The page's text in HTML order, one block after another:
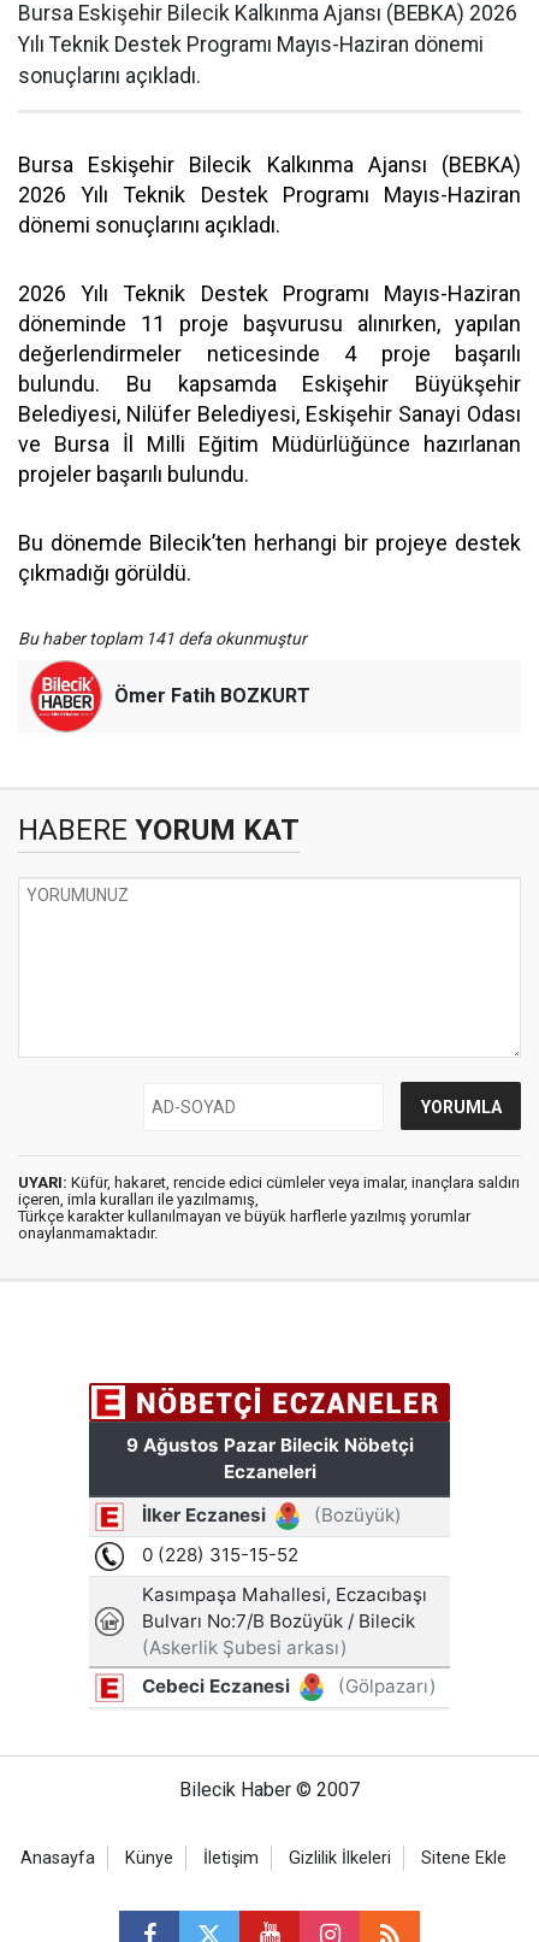
Bursa Eskişehir Bilecik Kalkınma Ajansı (BEBKA) 2026
Yılı Teknik Destek Programı Mayıs-Haziran dönemi
sonuçlarını açıkladı.
Bursa Eskişehir Bilecik Kalkınma Ajansı (BEBKA)
2026 Yılı Teknik Destek Programı Mayıs-Haziran
dönemi sonuçlarını açıkladı.
2026 Yılı Teknik Destek Programı Mayıs-Haziran
döneminde 11 proje başvurusu alınırken, yapılan
değerlendirmeler neticesinde 4 proje başarılı
bulundu. Bu kapsamda Eskişehir Büyükşehir
Belediyesi, Nilüfer Belediyesi, Eskişehir Sanayi Odası
ve Bursa İl Milli Eğitim Müdürlüğünce hazırlanan
projeler başarılı bulundu.
Bu dönemde Bilecik’ten herhangi bir projeye destek
çıkmadığı görüldü.
Bu haber toplam 141 defa okunmuştur
Ömer Fatih BOZKURT
HABERE YORUM KAT
UYARI: Küfür, hakaret, rencide edici cümleler veya imalar, inançlara saldırı
içeren, imla kuralları ile yazılmamış,
Türkçe karakter kullanılmayan ve büyük harflerle yazılmış yorumlar
onaylanmamaktadır.
Bilecik Haber © 2007
Anasayfa Künye İletişim Gizlilik İlkeleri Sitene Ekle